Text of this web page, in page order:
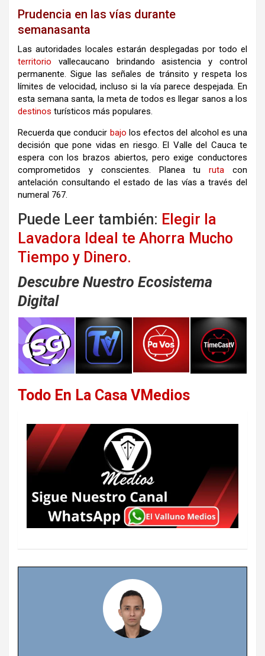
Prudencia en las vías durante
semanasanta
Las autoridades locales estarán desplegadas por todo el
territorio vallecaucano brindando asistencia y control
permanente. Sigue las señales de tránsito y respeta los
límites de velocidad, incluso si la vía parece despejada. En
esta semana santa, la meta de todos es llegar sanos a los
destinos turísticos más populares.
Recuerda que conducir bajo los efectos del alcohol es una
decisión que pone vidas en riesgo. El Valle del Cauca te
espera con los brazos abiertos, pero exige conductores
comprometidos y conscientes. Planea turuta con
antelación consultando el estado de las vías a través del
numeral 767.
Puede Leer también: Elegir la
Lavadora Ideal te Ahorra Mucho
Tiempo y Dinero.
Descubre Nuestro Ecosistema
Digital
Todo En La Casa VMedios